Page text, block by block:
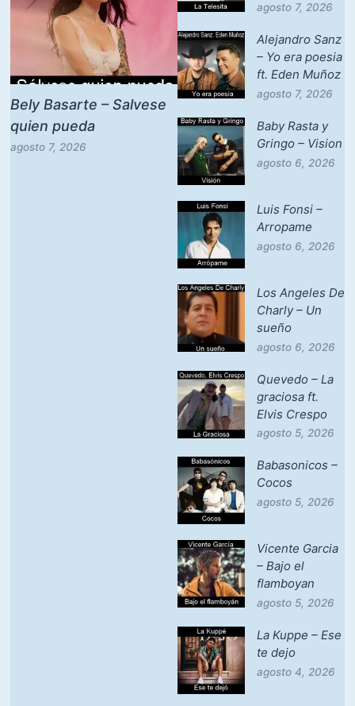
Bely Basarte – Salvese
quien pueda
agosto 7, 2026
agosto 7, 2026
Alejandro Sanz
– Yo era poesia
ft. Eden Muñoz
agosto 7, 2026
Baby Rasta y
Gringo – Vision
agosto 6, 2026
Luis Fonsi –
Arropame
agosto 6, 2026
Los Angeles De
Charly – Un
sueño
agosto 6, 2026
Quevedo – La
graciosa ft.
Elvis Crespo
agosto 5, 2026
Babasonicos –
Cocos
agosto 5, 2026
Vicente Garcia
– Bajo el
flamboyan
agosto 5, 2026
La Kuppe – Ese
te dejo
agosto 4, 2026